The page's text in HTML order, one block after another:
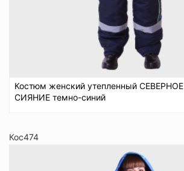
Костюм женский утепленный СЕВЕРНОЕ
СИЯНИЕ темно-синий
Кос474